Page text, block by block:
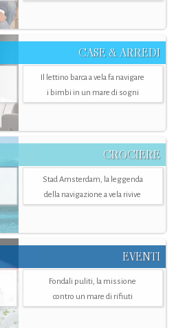
CASE & ARREDI
Il lettino barca a vela fa navigare
i bimbi in un mare di sogni
CROCIERE
Stad Amsterdam, la leggenda
della navigazione a vela rivive
EVENTI
Fondali puliti, la missione
contro un mare di rifiuti